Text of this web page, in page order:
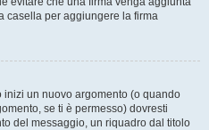
casella per aggiungere la firma
un nuovo argomento (o quando
se ti è permesso) dovresti
del messaggio, un riquadro dal titolo